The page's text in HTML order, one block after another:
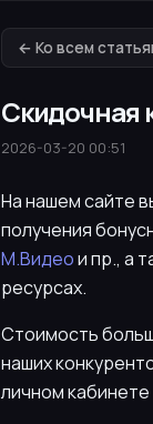
← Ко всем
Скидочная
2026-03-20 00:51
На нашем сайте
получения
М.Видеои пр., а
ресурсах.
Стоимость
наших
личном кабинете